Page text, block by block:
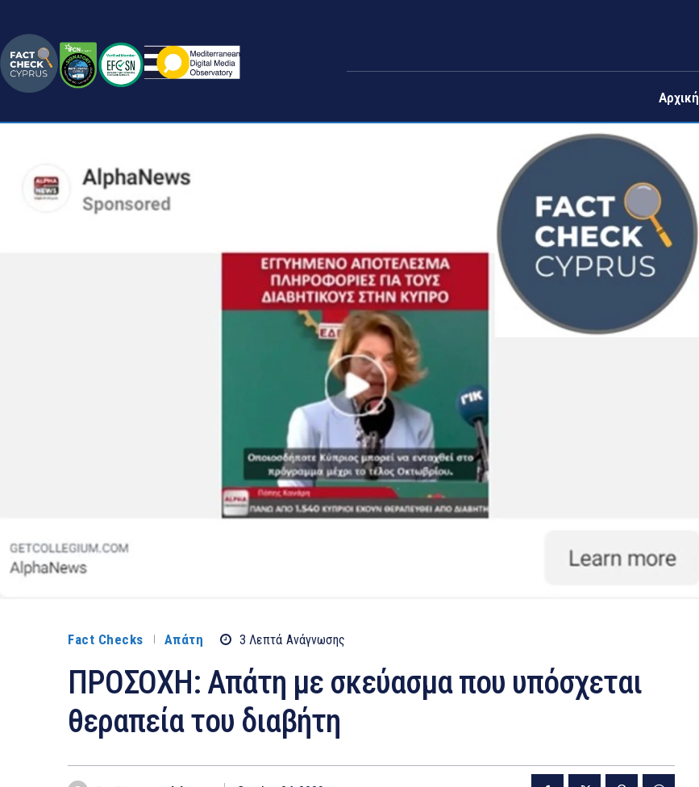
Αρχική
Fact Checks Απάτη 3 Λεπτά Ανάγνωσης
ΠΡΟΣΟΧΗ: Απάτη με σκεύασμα που υπόσχεται
θεραπεία του διαβήτη